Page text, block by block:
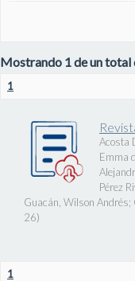
Mostrando 1 de un total
1
Acosta
Emma
Pérez
Guacán, Wilson Andrés;
26)
1